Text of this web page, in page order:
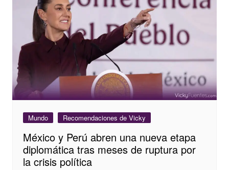
Mundo Recomendaciones de Vicky
México y Perú abren una nueva etapa
diplomática tras meses de ruptura por
la crisis política